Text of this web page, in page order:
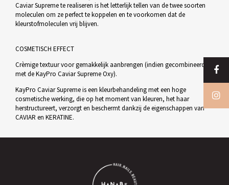
Caviar Supreme te realiseren is het letterlijk tellen van de twee soorten
moleculen om ze perfect te koppelen en te voorkomen dat de
kleurstofmoleculen vrij blijven.
COSMETISCH EFFECT
Crèmige textuur voor gemakkelijk aanbrengen (indien gecombineerd
met de KayPro Caviar Supreme Oxy).
KayPro Caviar Supreme is een kleurbehandeling met een hoge
cosmetische werking, die op het moment van kleuren, het haar
herstructureert, verzorgt en beschermt dankzij de eigenschappen van
CAVIAR en KERATINE.